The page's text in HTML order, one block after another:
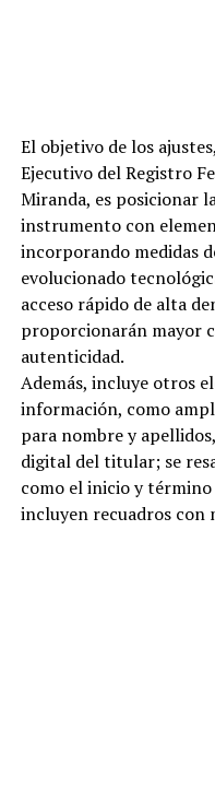
El objetivo de los
Ejecutivo del Registro
Miranda, es posicionar
instrumento con
incorporando medidas
evolucionado
acceso rápido de alta
proporcionarán mayor
autenticidad.
Además, incluye otros
información, como
para nombre y
digital del titular; se
como el inicio y término
incluyen recuadros con